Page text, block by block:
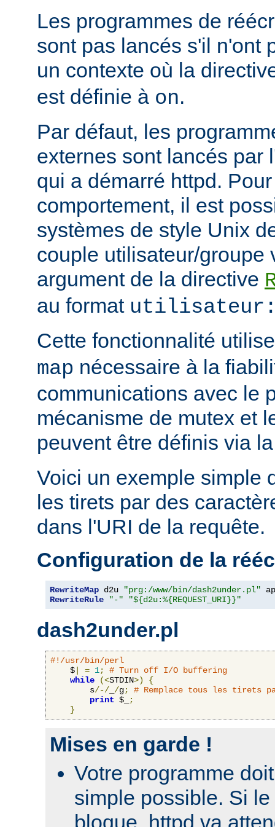
Les programmes de
sont pas lancés s'il n'ont
un contexte où la
est définie à on.
Par défaut, les
externes sont lancés par
qui a démarré httpd.
comportement, il est
systèmes de style Unix
couple utilisateur/groupe
argument de la directive
au format
Cette fonctionnalité
map nécessaire à la
communications avec le
mécanisme de mutex et
peuvent être définis via
Voici un exemple simple
les tirets par des
dans l'URI de la requête.
Configuration de la
RewriteMap d2u "prg:/www/bin/dash2under.pl"
RewriteRule
"-" "${d2u:%{REQUEST_URI}}"
dash2under.pl
#!/usr/bin/perl
    $
= 1;
# Turn off I/O buffering
while
(<STDIN>)
{
        s
/-/ /g;
# Remplace tous les tirets
print $_
;
}
Mises en garde !
Votre programme
simple possible. Si
bloque, httpd va